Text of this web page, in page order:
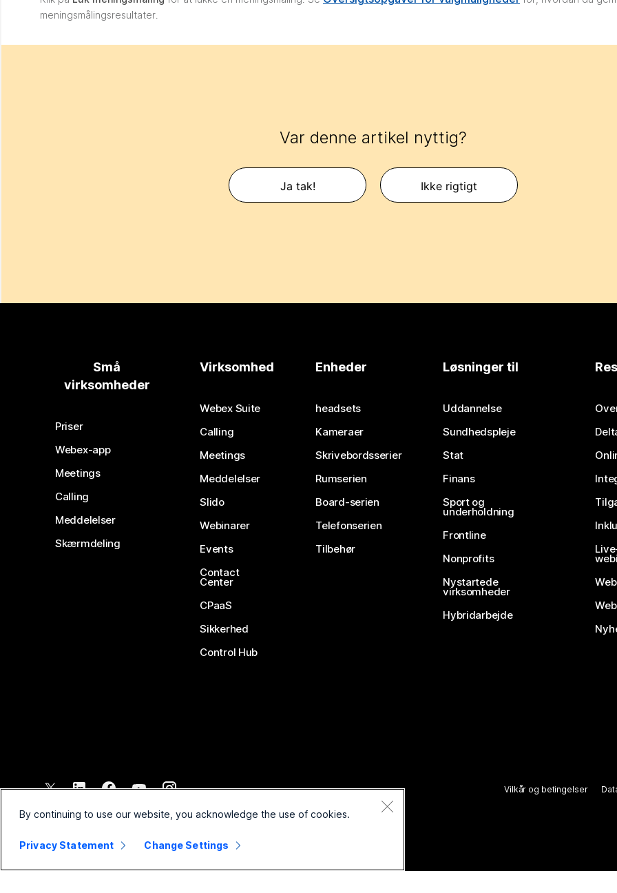
meningsmålingsresultater.
Var denne artikel nyttig?
Ja tak! Ikke rigtigt
Små
virksomheder
Priser
Webex-app
Meetings
Calling
Meddelelser
Skærmdeling
Virksomhed
Webex Suite
Calling
Meetings
Meddelelser
Slido
Webinarer
Events
Contact
Center
CPaaS
Sikkerhed
Control Hub
Enheder
headsets
Kameraer
Skrivebordsserier
Rumserien
Board-serien
Telefonserien
Tilbehør
Løsninger til
Uddannelse
Sundhedspleje
Stat
Finans
Sport og
underholdning
Frontline
Nonprofits
Nystartede
virksomheder
Hybridarbejde
2026 Cisco og/eller dennes partnere. Alle rettigheder forbeholdes.
Vilkår og betingelser
By continuing to use our website, you acknowledge the use of cookies.
Privacy Statement Change Settings